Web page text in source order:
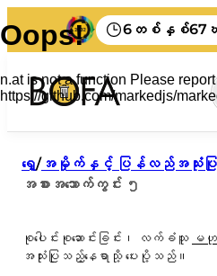
6 တစ်နှစ်67
စီခြင်း။
အမှိုက်အစီအစဉ်များ
အလုပ်အကိုင်
မိမိဘာသာပြုလုပ်ရန်
လုပ်ငန်းများအတွက် အမှိုက်နှုန်းမ
ခရီးသွား
Bornholm မှာ မင်းရဲ့
BOFA အကြောင်း
ရှေ့/အမှိုက်နှင့် ပြန်လည်အသုံးပြု
အစားအသောက်ကွင်း ၅
စုပေါင်းစုဆောင်းခြင်း၊ လက်ခံသူ မ
အသုံးပြုသည့်နေရာသို့ ပေးပို့သည်။